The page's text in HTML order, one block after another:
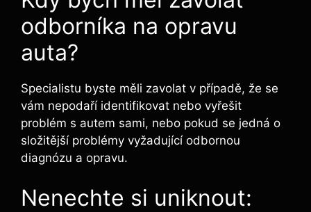
odborníka na opravu
auta?
Specialistu byste měli zavolat v případě, že se
vám nepodaří identifikovat nebo vyřešit
problém s autem sami, nebo pokud se jedná o
složitější problémy vyžadující odbornou
diagnózu a opravu.
Nenechte si uniknout: